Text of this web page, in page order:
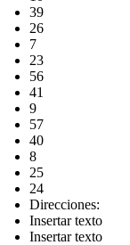
39
26
7
23
56
41
9
57
40
8
25
24
Direcciones:
Insertar texto
Insertar texto